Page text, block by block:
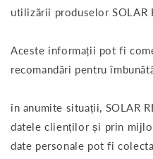
utilizării produselor SOLAR
Aceste informații pot fi
recomandări pentru
în anumite situații, SOLAR
datele clienților și prin
date personale pot fi